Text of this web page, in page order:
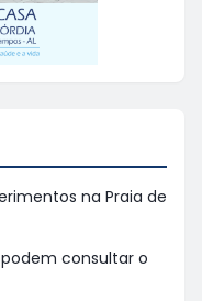
na Praia de
consultar o